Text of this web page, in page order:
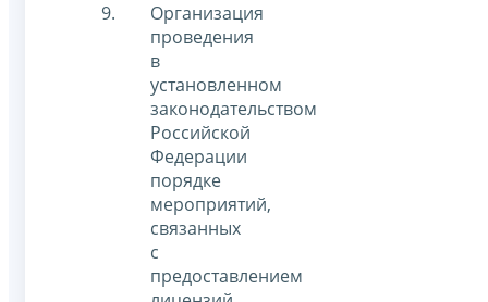
Организация
проведения
в
установленном
законодательством
Российской
Федерации
порядке
мероприятий,
связанных
с
предоставлением